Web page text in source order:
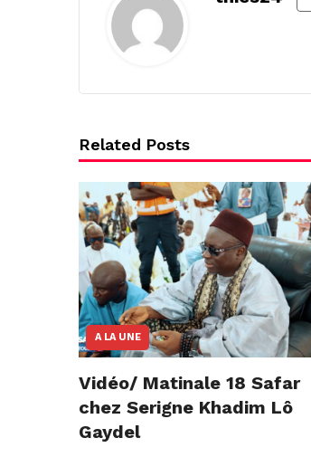
Related Posts
A LA UNE
Vidéo/ Matinale 18 Safar
chez Serigne Khadim Lô
Gaydel